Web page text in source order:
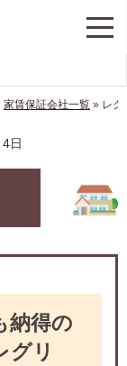
家賃保証会社一覧 » レグ
日
納得の
グリ